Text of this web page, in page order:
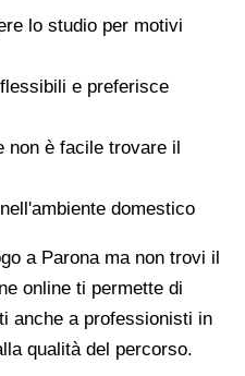
lo studio per motivi
e preferisce
non è facile trovare il
domestico
a Parona ma non trovi il
online ti permette di
anche a professionisti in
qualità del percorso.